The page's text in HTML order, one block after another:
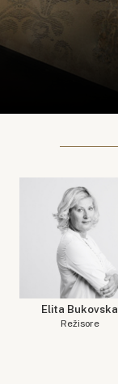
Elita Bukovska
Režisore